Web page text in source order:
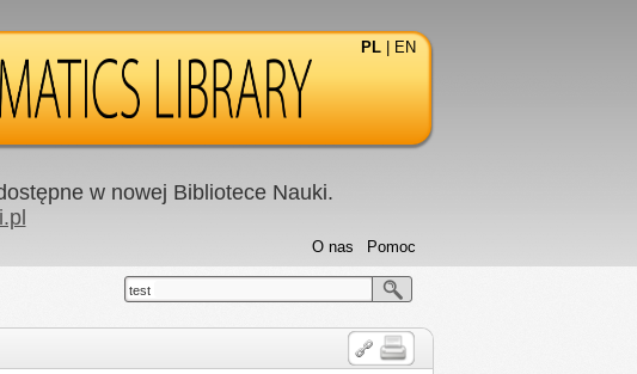
PL EN
w nowej Bibliotece Nauki.
Pomoc
O nas
test